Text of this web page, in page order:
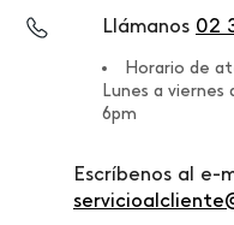
Llámanos 02
Horario de
Lunes a viernes
6pm
Escríbenos al e-